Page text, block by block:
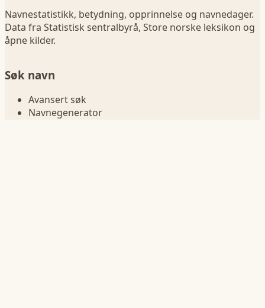
Navnestatistikk, betydning, opprinnelse og navnedager.
Data fra Statistisk sentralbyrå, Store norske leksikon og
åpne kilder.
Søk navn
Avansert søk
Navnegenerator